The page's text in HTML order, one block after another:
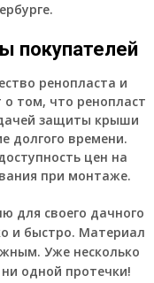
покупателей
ренопласта и
о том, что ренопласт
защиты крыши
долгого времени.
цен на
при монтаже.
для своего дачного
и быстро. Материал
Уже несколько
одной протечки!